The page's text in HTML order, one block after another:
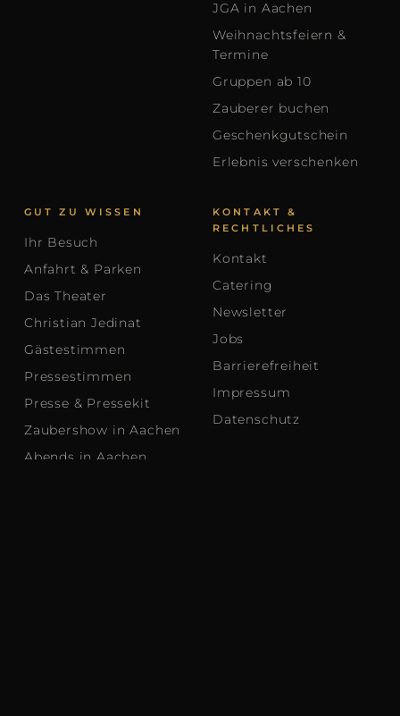
JGA in Aachen
Weihnachtsfeiern &
Termine
Gruppen ab 10
Zauberer buchen
Geschenkgutschein
Erlebnis verschenken
GUT ZU WISSEN
Ihr Besuch
Anfahrt & Parken
Das Theater
Christian Jedinat
Gästestimmen
Pressestimmen
Presse & Pressekit
Zaubershow in Aachen
Abends in Aachen
KONTAKT &
RECHTLICHES
Kontakt
Catering
Newsletter
Jobs
Barrierefreiheit
Impressum
Datenschutz